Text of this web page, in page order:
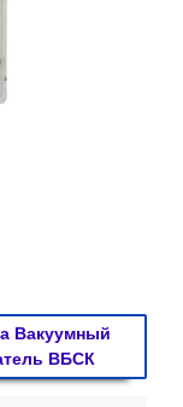
Вакуумный
ВБСК